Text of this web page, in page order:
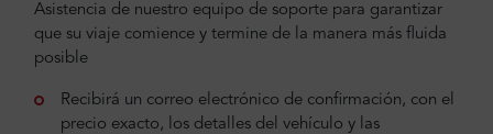
Asistencia de nuestro equipo de soporte para garantizar
que su viaje comience y termine de la manera más fluida
posible
Recibirá un correo electrónico de confirmación, con el
precio exacto, los detalles del vehículo y las